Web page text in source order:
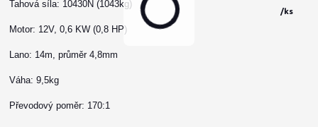
/ks
Tahová síla: 10430N (1043kg)
Motor: 12V, 0,6 KW (0,8 HP)
Lano: 14m, průměr 4,8mm
Váha: 9,5kg
Převodový poměr: 170:1